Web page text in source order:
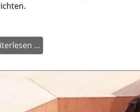
…
f.
Traumatisierte
2026/27
(Änderung)